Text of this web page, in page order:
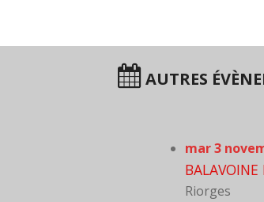
AUTRES
mar 3
Riorges